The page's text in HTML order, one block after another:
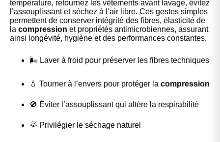
température, retournez les vêtements avant lavage, évitez
l’assouplissant et séchez à l’air libre. Ces gestes simples
permettent de conserver intégrité des fibres, élasticité de
la compression et propriétés antimicrobiennes, assurant
ainsi longévité, hygiène et des performances constantes.
🌬️ Laver à froid pour préserver les fibres techniques
💧 Tourner à l’envers pour protéger la compression
🚫 Éviter l’assouplissant qui altère la respirabilité
🌞 Privilégier le séchage naturel